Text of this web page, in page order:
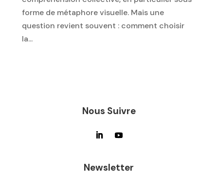
forme de métaphore visuelle. Mais une
question revient souvent : comment choisir
la...
Nous Suivre
Newsletter